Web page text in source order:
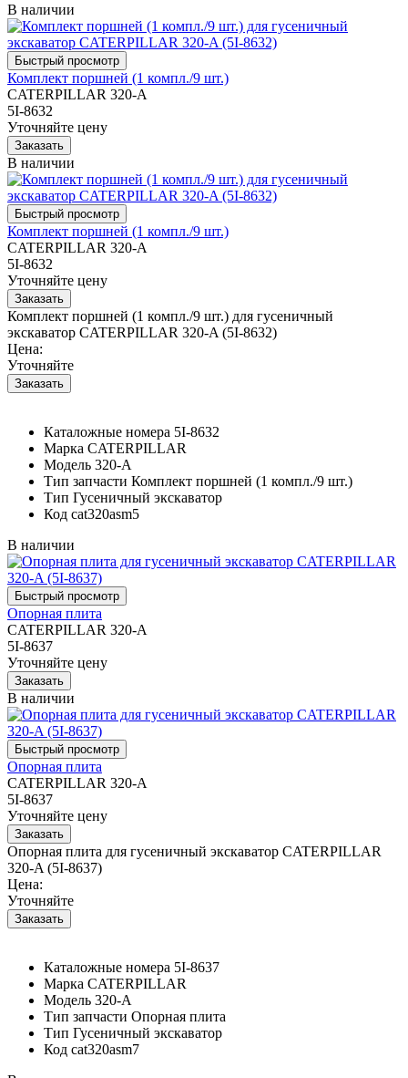
В наличии
Комплект поршней (1 компл./9 шт.)
CATERPILLAR 320-A
5I-8632
Уточняйте цену
В наличии
Комплект поршней (1 компл./9 шт.)
CATERPILLAR 320-A
5I-8632
Уточняйте цену
Комплект поршней (1 компл./9 шт.) для гусеничный
экскаватор CATERPILLAR 320-A (5I-8632)
Цена:
Уточняйте
Каталожные номера 5I-8632
Марка CATERPILLAR
Модель 320-A
Тип запчасти Комплект поршней (1 компл./9 шт.)
Тип Гусеничный экскаватор
Код cat320asm5
В наличии
Опорная плита
CATERPILLAR 320-A
5I-8637
Уточняйте цену
В наличии
Опорная плита
CATERPILLAR 320-A
5I-8637
Уточняйте цену
Опорная плита для гусеничный экскаватор CATERPILLAR
320-A (5I-8637)
Цена:
Уточняйте
Каталожные номера 5I-8637
Марка CATERPILLAR
Модель 320-A
Тип запчасти Опорная плита
Тип Гусеничный экскаватор
Код cat320asm7